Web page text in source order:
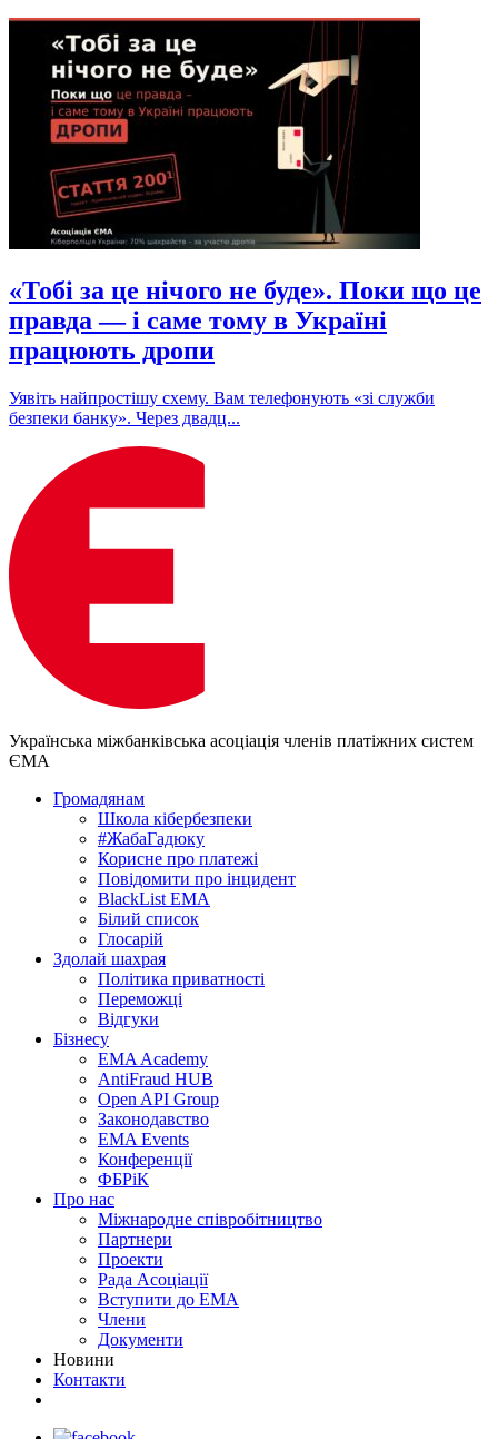
«Тобі за це нічого не буде». Поки що це
правда — і саме тому в Україні
працюють дропи
Уявіть найпростішу схему. Вам телефонують «зі служби
безпеки банку». Через двадц...
Українська міжбанківська асоціація членів платіжних систем
ЄМА
Громадянам
Школа кібербезпеки
#ЖабаГадюку
Корисне про платежі
Повідомити про інцидент
BlackList EMA
Білий список
Глосарій
Здолай шахрая
Політика приватності
Переможцi
Відгуки
Бізнесу
EMA Academy
AntiFraud HUB
Open API Group
Законодавство
EMA Events
Конференції
ФБРіК
Про нас
Міжнародне співробітництво
Партнери
Проекти
Рада Асоціації
Вступити до ЕМА
Члени
Документи
Новини
Контакти